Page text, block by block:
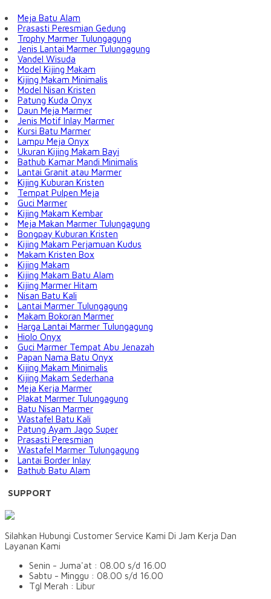
Meja Batu Alam
Prasasti Peresmian Gedung
Trophy Marmer Tulungagung
Jenis Lantai Marmer Tulungagung
Vandel Wisuda
Model Kijing Makam
Kijing Makam Minimalis
Model Nisan Kristen
Patung Kuda Onyx
Daun Meja Marmer
Jenis Motif Inlay Marmer
Kursi Batu Marmer
Lampu Meja Onyx
Ukuran Kijing Makam Bayi
Bathub Kamar Mandi Minimalis
Lantai Granit atau Marmer
Kijing Kuburan Kristen
Tempat Pulpen Meja
Guci Marmer
Kijing Makam Kembar
Meja Makan Marmer Tulungagung
Bongpay Kuburan Kristen
Kijing Makam Perjamuan Kudus
Makam Kristen Box
Kijing Makam
Kijing Makam Batu Alam
Kijing Marmer Hitam
Nisan Batu Kali
Lantai Marmer Tulungagung
Makam Bokoran Marmer
Harga Lantai Marmer Tulungagung
Hiolo Onyx
Guci Marmer Tempat Abu Jenazah
Papan Nama Batu Onyx
Kijing Makam Minimalis
Kijing Makam Sederhana
Meja Kerja Marmer
Plakat Marmer Tulungagung
Batu Nisan Marmer
Wastafel Batu Kali
Patung Ayam Jago Super
Prasasti Peresmian
Wastafel Marmer Tulungagung
Lantai Border Inlay
Bathub Batu Alam
SUPPORT
Silahkan Hubungi Customer Service Kami Di Jam Kerja Dan
Layanan Kami
Senin - Juma'at : 08.00 s/d 16.00
Sabtu - Minggu : 08.00 s/d 16.00
Tgl Merah : Libur